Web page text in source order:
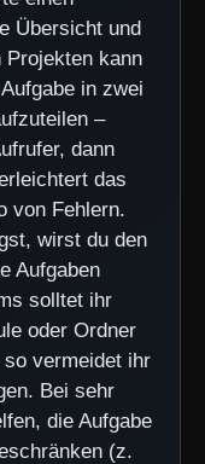
Übersicht und
kann
in zwei
–
dann
das
von Fehlern.
wirst du den
Aufgaben
solltet ihr
oder Ordner
vermeidet ihr
Bei sehr
die Aufgabe
(z.